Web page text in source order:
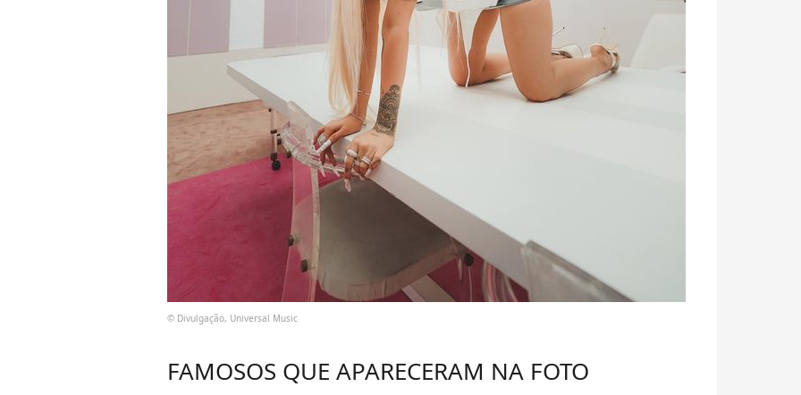
© Divulgação, Universal Music
FAMOSOS QUE APARECERAM NA FOTO